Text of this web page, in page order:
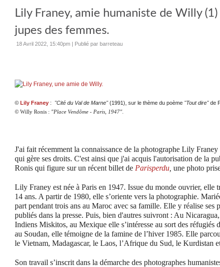
Lily Franey, amie humaniste de Willy (1)
jupes des femmes.
18 Avril 2022, 15:40pm | Publié par barreteau
© Lily Franey : "Cité du Val de Marne"(1991), sur le thème du poème "Tout dire"de
© Willy Ronis : "Place Vendôme - Paris, 1947".
J'ai fait récemment la connaissance de la photographe Lily
qui gère ses droits. C'est ainsi que j'ai acquis l'autorisation de la
Ronis qui figure sur un récent billet de Parisperdu une photo
Lily Franey est née à Paris en 1947. Issue du monde ouvrier, elle
14 ans. A partir de 1980, elle s’oriente vers la photographie.
part pendant trois ans au Maroc avec sa famille. Elle y réalise ses
publiés dans la presse. Puis, bien d'autres suivront : Au
Indiens Miskitos, au Mexique elle s’intéresse au sort des réfugiés
au Soudan, elle témoigne de la famine de l’hiver 1985. Elle
le Vietnam, Madagascar, le Laos, l’Afrique du Sud, le Kurdistan
Son travail s’inscrit dans la démarche des photographes